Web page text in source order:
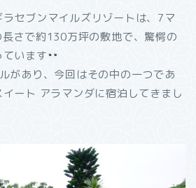
セブンマイルズリゾートは、7マ
さで約130万坪の敷地で、驚愕の
います
があり、今回はその中の一つであ
ート アラマンダに宿泊してきまし